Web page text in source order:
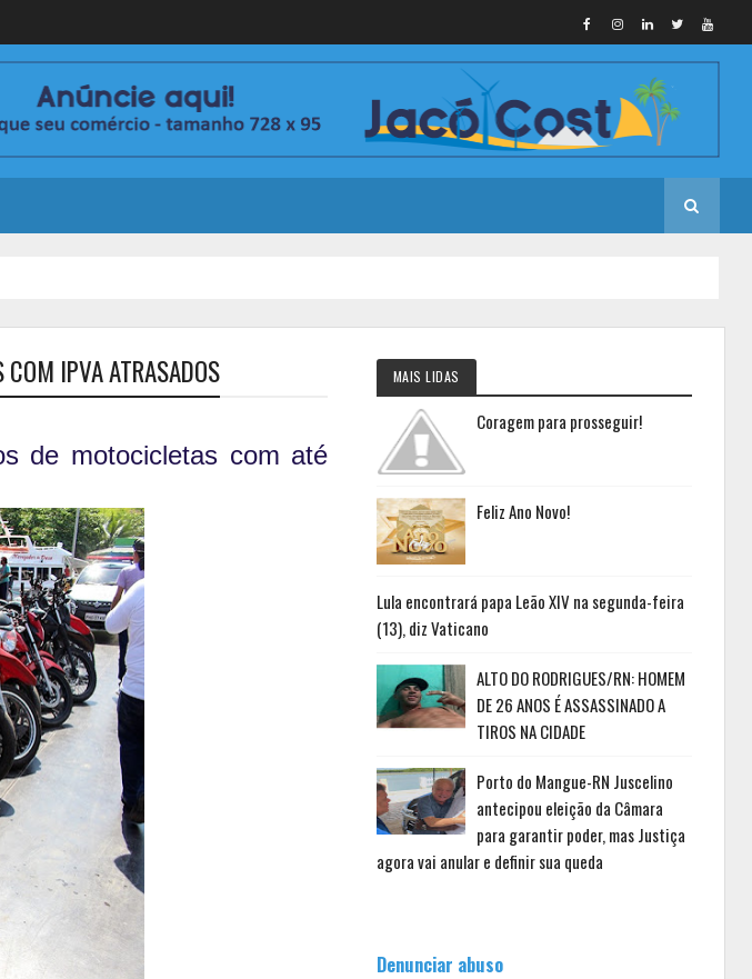
IPVA ATRASADOS
de motocicletas com até
MAIS LIDAS
Coragem para prosseguir!
Feliz Ano Novo!
Lula encontrará papa Leão XIV na segunda-feira
(13), diz Vaticano
ALTO DO RODRIGUES/RN: HOMEM
DE 26 ANOS É ASSASSINADO A
TIROS NA CIDADE
Porto do Mangue-RN Juscelino
antecipou eleição da Câmara
para garantir poder, mas Justiça
agora vai anular e definir sua queda
Denunciar abuso